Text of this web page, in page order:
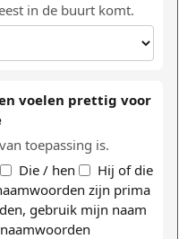
in de buurt komt.
voelen prettig voor
toepassing is.
Die / hen
Hij of die
zijn prima
gebruik mijn naam